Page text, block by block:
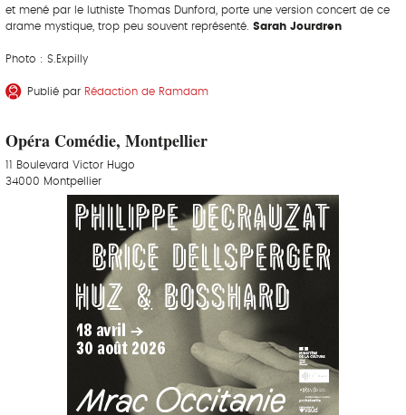
et mené par le luthiste Thomas Dunford, porte une version concert de ce
drame mystique, trop peu souvent représenté. Sarah Jourdren
Photo : S.Expilly
Publié par Rédaction de Ramdam
Opéra Comédie, Montpellier
11 Boulevard Victor Hugo
34000 Montpellier